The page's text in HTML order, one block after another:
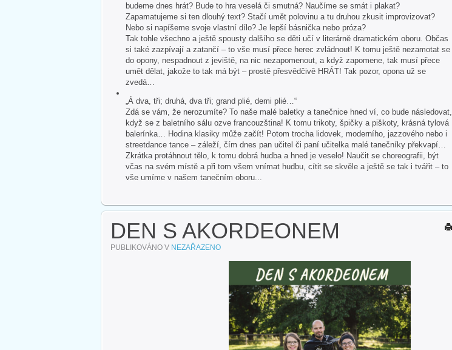
budeme dnes hrát? Bude to hra veselá či smutná? Naučíme se smát i plakat?
Zapamatujeme si ten dlouhý text? Stačí umět polovinu a tu druhou zkusit improvizovat?
Nebo si napíšeme svoje vlastní dílo? Je lepší básnička nebo próza?
Tak tohle všechno a ještě spousty dalšího se děti učí v literárně dramatickém oboru. Občas
si také zazpívají a zatančí – to vše musí přece herec zvládnout! K tomu ještě nezamotat se
do opony, nespadnout z jeviště, na nic nezapomenout, a když zapomene, tak musí přece
umět dělat, jakože to tak má být – prostě přesvědčivě HRÁT! Tak pozor, opona už se
zvedá…
„Á dva, tři; druhá, dva tři; grand plié, demi plié…“
Zdá se vám, že nerozumíte? To naše malé baletky a tanečnice hned ví, co bude následovat,
když se z baletního sálu ozve francouzština! K tomu trikoty, špičky a piškoty, krásná tylová
balerínka… Hodina klasiky může začít! Potom trocha lidovek, moderního, jazzového nebo i
streetdance tance – záleží, čím dnes pan učitel či paní učitelka malé tanečníky překvapí…
Zkrátka protáhnout tělo, k tomu dobrá hudba a hned je veselo! Naučit se choreografii, být
včas na svém místě a při tom všem vnímat hudbu, cítit se skvěle a ještě se tak i tvářit – to
vše umíme v našem tanečním oboru...
DEN S AKORDEONEM
PUBLIKOVÁNO V NEZAŘAZENO